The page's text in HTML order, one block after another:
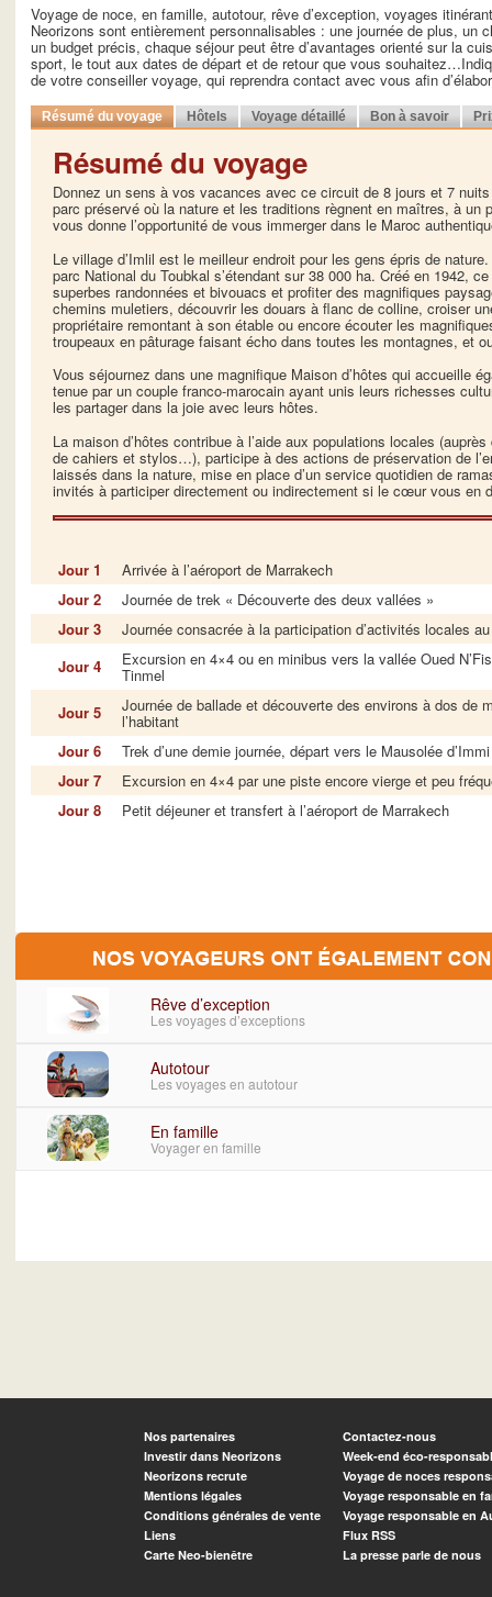
Voyage de noce, en famille, autotour, rêve d’exception, voyages
Neorizons sont entièrement personnalisables : une journée de plus, un
un budget précis, chaque séjour peut être d’avantages orienté sur la
sport, le tout aux dates de départ et de retour que vous
de votre conseiller voyage, qui reprendra contact avec vous afin
Résumé du voyage Hôtels Voyage détaillé Bon à savoir
Résumé du voyage
Donnez un sens à vos vacances avec ce circuit de 8 jours et 7
parc préservé où la nature et les traditions règnent en maîtres, à un
vous donne l’opportunité de vous immerger dans le Maroc
Le village d’Imlil est le meilleur endroit pour les gens épris de
parc National du Toubkal s’étendant sur 38 000 ha. Créé en 1942,
superbes randonnées et bivouacs et profiter des magnifiques
chemins muletiers, découvrir les douars à flanc de colline, croiser
propriétaire remontant à son étable ou encore écouter les
troupeaux en pâturage faisant écho dans toutes les montagnes, et
Vous séjournez dans une magnifique Maison d’hôtes qui accueille
tenue par un couple franco-marocain ayant unis leurs richesses
les partager dans la joie avec leurs hôtes.
La maison d’hôtes contribue à l’aide aux populations locales
de cahiers et stylos…), participe à des actions de préservation de
laissés dans la nature, mise en place d’un service quotidien de
invités à participer directement ou indirectement si le cœur vous en
Jour 1
Arrivée à l’aéroport de Marrakech
Jour 2
Journée de trek « Découverte des deux vallées »
Jour 3
Journée consacrée à la participation d’activités locales
Jour 4
Excursion en 4×4 ou en minibus vers la vallée Oued
Tinmel
Jour 5
Journée de ballade et découverte des environs à dos de
l’habitant
Jour 6
Trek d’une demie journée, départ vers le Mausolée
Jour 7
Excursion en 4×4 par une piste encore vierge et peu
Jour 8
Petit déjeuner et transfert à l’aéroport de Marrakech
Rêve d’exception
Les voyages d’exceptions
Autotour
Les voyages en autotour
En famille
Voyager en famille
Nos partenaires
Investir dans Neorizons
Neorizons recrute
Mentions légales
Conditions générales de vente
Liens
Carte Neo-bienêtre
Contactez-nous
Week-end éco-
Voyage de noces
Voyage responsable en
Voyage responsable en
Flux RSS
La presse parle de nous